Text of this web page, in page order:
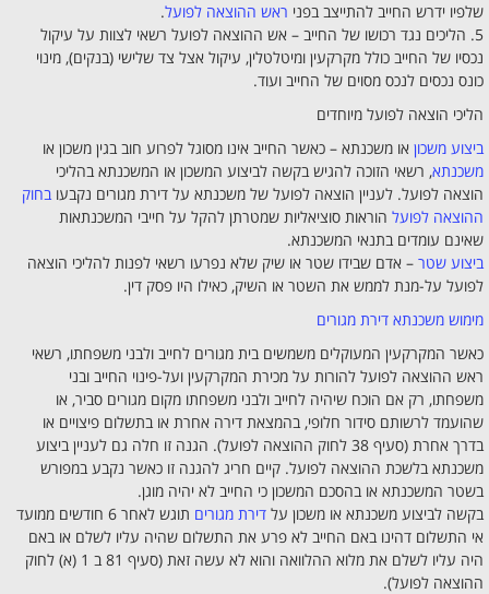
שלפיו ידרש החייב להתייצב בפני ראש ההוצאה לפועל.
5. הליכים נגד רכושו של החייב – אש ההוצאה לפועל רשאי לצוות על עיקול
נכסיו של החייב כולל מקרקעין ומיטלטלין, עיקול אצל צד שלישי (בנקים), מינוי
כונס נכסים לנכס מסוים של החייב ועוד.
הליכי הוצאה לפועל מיוחדים
ביצוע משכון או משכנתא – כאשר החייב אינו מסוגל לפרוע חוב בגין משכון או
משכנתא, רשאי הזוכה להגיש בקשה לביצוע המשכון או המשכנתא בהליכי
הוצאה לפועל. לעניין הוצאה לפועל של משכנתא על דירת מגורים נקבעובחוק
ההוצאה לפועל הוראות סוציאליות שמטרתן להקל על חייבי המשכנתאות
שאינם עומדים בתנאי המשכנתא.
ביצוע שטר – אדם שבידו שטר או שיק שלא נפרעו רשאי לפנות להליכי הוצאה
לפועל על-מנת לממש את השטר או השיק, כאילו היו פסק דין.
מימוש משכנתא דירת מגורים
כאשר המקרקעין המעוקלים משמשים בית מגורים לחייב ולבני משפחתו, רשאי
ראש ההוצאה לפועל להורות על מכירת המקרקעין ועל-פינוי החייב ובני
משפחתו, רק אם הוכח שיהיה לחייב ולבני משפחתו מקום מגורים סביר, או
שהועמד לרשותם סידור חלופי, בהמצאת דירה אחרת או בתשלום פיצויים או
בדרך אחרת (סעיף 38 לחוק ההוצאה לפועל). הגנה זו חלה גם לעניין ביצוע
משכנתא בלשכת ההוצאה לפועל. קיים חריג להגנה זו כאשר נקבע במפורש
בשטר המשכנתא או בהסכם המשכון כי החייב לא יהיה מוגן.
בקשה לביצוע משכנתא או משכון על דירת מגורים
תוגש לאחר 6 חודשים ממועד
אי התשלום דהינו באם החייב לא פרע את התשלום שהיה עליו לשלם או באם
היה עליו לשלם את מלוא ההלוואה והוא לא עשה זאת (סעיף 81 ב 1 (א) לחוק
ההוצאה לפועל).